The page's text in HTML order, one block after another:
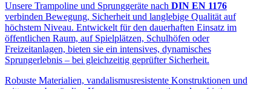
Unsere Trampoline und Sprunggeräte nach DIN EN 1176
verbinden Bewegung, Sicherheit und langlebige Qualität auf
höchstem Niveau. Entwickelt für den dauerhaften Einsatz im
öffentlichen Raum, auf Spielplätzen, Schulhöfen oder
Freizeitanlagen, bieten sie ein intensives, dynamisches
Sprungerlebnis – bei gleichzeitig geprüfter Sicherheit.
Robuste Materialien, vandalismusresistente Konstruktionen und